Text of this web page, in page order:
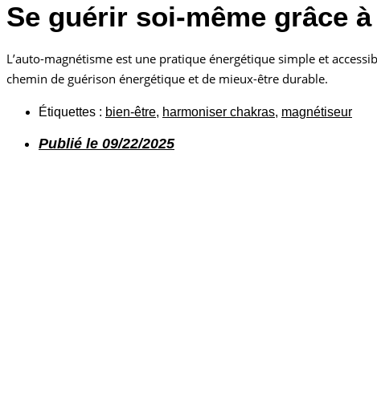
Se guérir soi-même grâce
L’auto-magnétisme est une pratique énergétique simple et
chemin de guérison énergétique et de mieux-être durable.
Étiquettes : bien-être, harmoniser chakras, magnétiseur
Publié le 09/22/2025